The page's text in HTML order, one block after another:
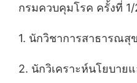
กรมควบคุมโรค ครั้งที่
1. นักวิชาการสาธารณ
2. นักวิเคราะห์นโยบาย